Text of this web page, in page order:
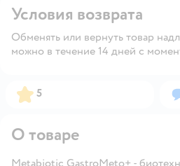
Условия возврата
Обменять или вернуть товар
можно в течение 14 дней с
Рейтинг:
5
О товаре
Metabiotic GastroMeto+ -